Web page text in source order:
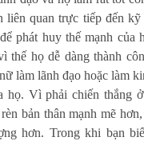
liên quan trực tiếp đến
phát huy thế mạnh của
thế họ dễ dàng thành
làm lãnh đạo hoặc làm
họ. Vì phải chiến thắng ở
bản thân mạnh mẽ
hơn. Trong khi bạn